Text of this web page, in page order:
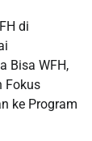
di
Bisa WFH,
Fokus
ke Program